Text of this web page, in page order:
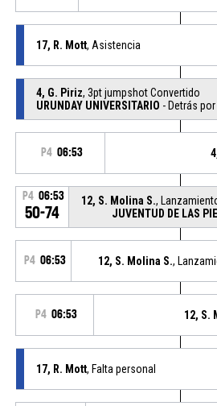
17, R. Mott, Asistencia
4, G. Piriz, 3pt jumpshot Convertido
URUNDAY UNIVERSITARIO - Detrás por
P4 06:53
P4 06:53
50-74
12, S. Molina S.,
JUVENTUD DE LAS
P4 06:53 12, S. Molina S.,
P4 06:53 12, S.
17, R. Mott, Falta personal